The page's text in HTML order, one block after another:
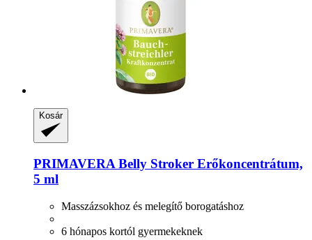
Kosár
PRIMAVERA Belly Stroker Erőkoncentrátum,
5 ml
Masszázsokhoz és melegítő borogatáshoz
6 hónapos kortól gyermekeknek